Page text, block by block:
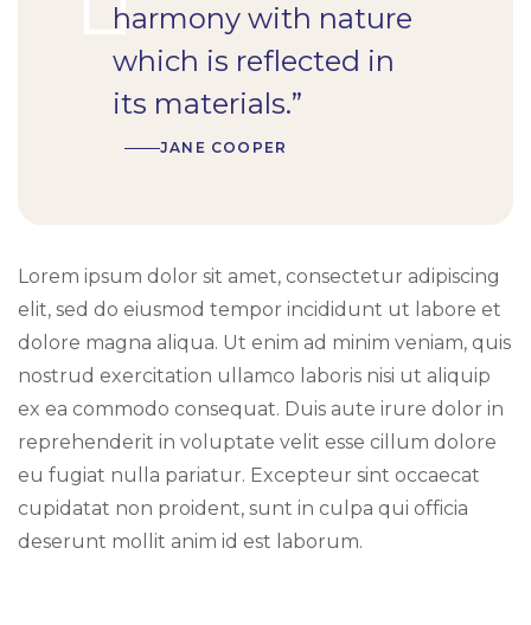
harmony with nature
which is reflected in
its materials.”
JANE COOPER
Lorem ipsum dolor sit amet, consectetur adipiscing
elit, sed do eiusmod tempor incididunt ut labore et
dolore magna aliqua. Ut enim ad minim veniam, quis
nostrud exercitation ullamco laboris nisi ut aliquip
ex ea commodo consequat. Duis aute irure dolor in
reprehenderit in voluptate velit esse cillum dolore
eu fugiat nulla pariatur. Excepteur sint occaecat
cupidatat non proident, sunt in culpa qui officia
deserunt mollit anim id est laborum.